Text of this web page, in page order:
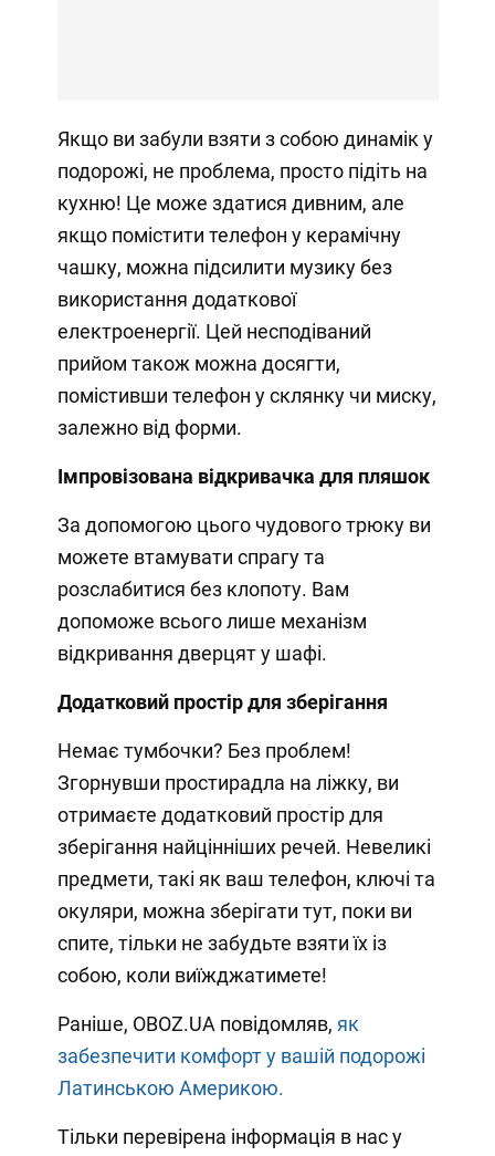
Якщо ви забули взяти з собою динамік у
подорожі, не проблема, просто підіть на
кухню! Це може здатися дивним, але
якщо помістити телефон у керамічну
чашку, можна підсилити музику без
використання додаткової
електроенергії. Цей несподіваний
прийом також можна досягти,
помістивши телефон у склянку чи миску,
залежно від форми.
Імпровізована відкривачка для пляшок
За допомогою цього чудового трюку ви
можете втамувати спрагу та
розслабитися без клопоту. Вам
допоможе всього лише механізм
відкривання дверцят у шафі.
Додатковий простір для зберігання
Немає тумбочки? Без проблем!
Згорнувши простирадла на ліжку, ви
отримаєте додатковий простір для
зберігання найцінніших речей. Невеликі
предмети, такі як ваш телефон, ключі та
окуляри, можна зберігати тут, поки ви
спите, тільки не забудьте взяти їх із
собою, коли виїжджатимете!
Раніше, OBOZ.UA повідомляв, як
забезпечити комфорт у вашій подорожі
Латинською Америкою.
Тільки перевірена інформація в нас у